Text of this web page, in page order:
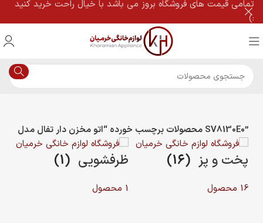
محصولات برچسب خورده “اتو مخزن دار تفال مدل SV8130E0”
پخت و پز (16)
16 محصول
ظرفشویی (1)
1 محصول
تمامی قیمت های فروشگاه بروز می باشد با خیال راحت خرید کنید
:)